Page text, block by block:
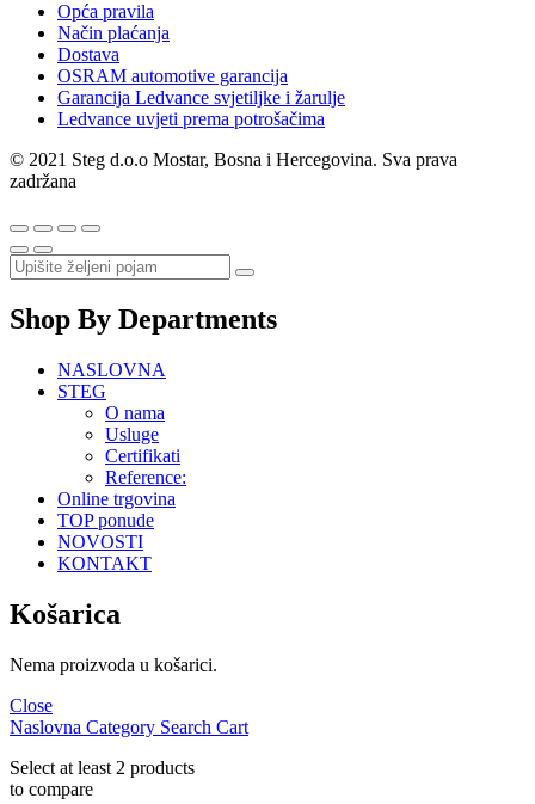
Opća pravila
Način plaćanja
Dostava
OSRAM automotive garancija
Garancija Ledvance svjetiljke i žarulje
Ledvance uvjeti prema potrošačima
© 2021 Steg d.o.o Mostar, Bosna i Hercegovina. Sva prava
zadržana
Shop By Departments
NASLOVNA
STEG
O nama
Usluge
Certifikati
Reference:
Online trgovina
TOP ponude
NOVOSTI
KONTAKT
Košarica
Nema proizvoda u košarici.
Close
Naslovna Category Search Cart
Select at least 2 products
to compare